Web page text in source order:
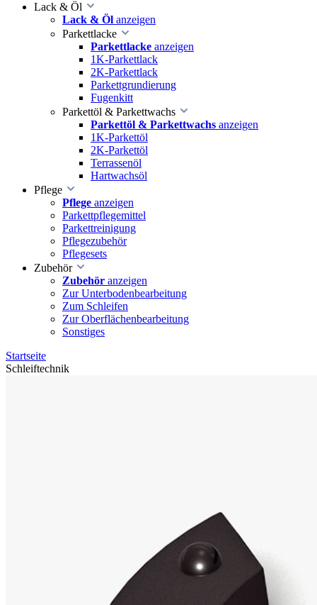
Lack & Öl
Lack & Öl anzeigen
Parkettlacke
Parkettlacke anzeigen
1K-Parkettlack
2K-Parkettlack
Parkettgrundierung
Fugenkitt
Parkettöl & Parkettwachs
Parkettöl & Parkettwachs anzeigen
1K-Parkettöl
2K-Parkettöl
Terrassenöl
Hartwachsöl
Pflege
Pflege anzeigen
Parkettpflegemittel
Parkettreinigung
Pflegezubehör
Pflegesets
Zubehör
Zubehör anzeigen
Zur Unterbodenbearbeitung
Zum Schleifen
Zur Oberflächenbearbeitung
Sonstiges
Startseite
Schleiftechnik